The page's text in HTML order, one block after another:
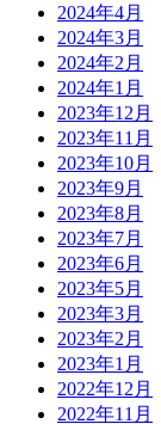
2024年4月
2024年3月
2024年2月
2024年1月
2023年12月
2023年11月
2023年10月
2023年9月
2023年8月
2023年7月
2023年6月
2023年5月
2023年3月
2023年2月
2023年1月
2022年12月
2022年11月